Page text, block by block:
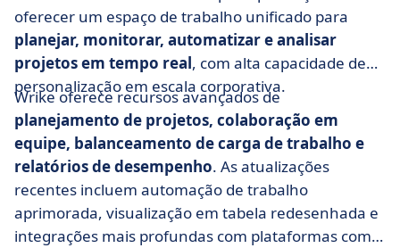
oferecer um espaço de trabalho unificado para
planejar, monitorar, automatizar e analisar
projetos em tempo real, com alta capacidade de
personalização em escala corporativa.
Wrike oferece recursos avançados de
planejamento de projetos, colaboração em
equipe, balanceamento de carga de trabalho e
relatórios de desempenho. As atualizações
recentes incluem automação de trabalho
aprimorada, visualização em tabela redesenhada e
integrações mais profundas com plataformas como